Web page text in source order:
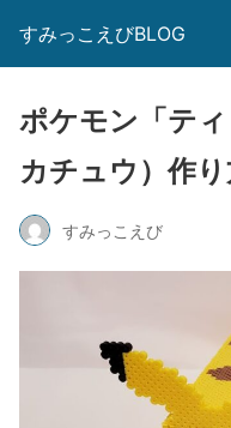
すみっこえびBLOG
ポケモン「テ
カチュウ）作
すみっこえび